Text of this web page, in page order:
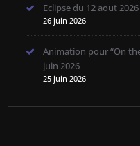
Eclipse du 12 aout 2026
26 juin 2026
Animation pour “On
juin 2026
25 juin 2026